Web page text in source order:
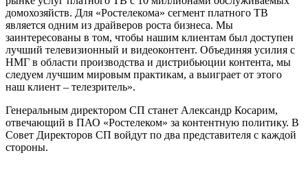
домохозяйств. Для «Ростелекома» сегмент платного ТВ
является одним из драйверов роста бизнеса. Мы
заинтересованы в том, чтобы нашим клиентам был доступен
лучший телевизионный и видеоконтент. Объединяя усилия с
НМГ в области производства и дистрибьюции контента, мы
следуем лучшим мировым практикам, а выиграет от этого
наш клиент – телезритель».
Генеральным директором СП станет Александр Косарим,
отвечающий в ПАО «Ростелеком» за контентную политику. В
Совет Директоров СП войдут по два представителя с каждой
стороны.